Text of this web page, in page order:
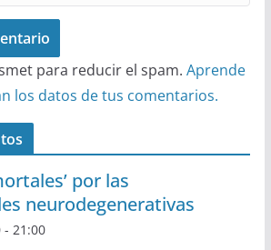
para reducir el spam. Aprende
los datos de tus comentarios.
por las
neurodegenerativas
- 21:00